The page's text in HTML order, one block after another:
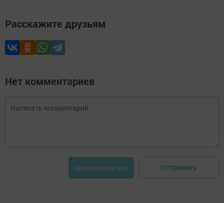
Расскажите друзьям
Нет комментариев
Авторизоваться Отправить